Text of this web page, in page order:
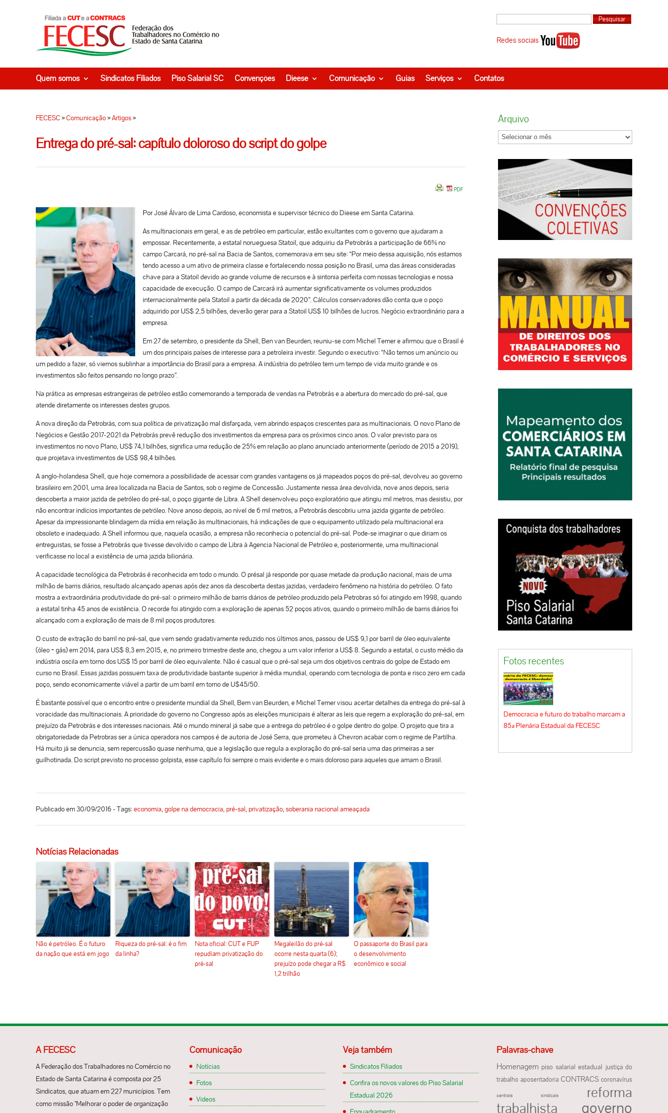
Redes sociais
Quem somos Sindicatos Filiados Piso Salarial SC Convenções Dieese Comunicação Guias Serviços Contatos
FECESC»Comunicação»Artigos»
Entrega do pré-sal: capítulo doloroso do script do golpe
Por José Álvaro de Lima Cardoso, economista e supervisor técnico do Dieese em Santa Catarina.
As multinacionais em geral, e as de petróleo em particular, estão exultantes com o governo que ajudaram a
empossar. Recentemente, a estatal norueguesa Statoil, que adquiriu da Petrobrás a participação de 66% no
campo Carcará, no pré-sal na Bacia de Santos, comemorava em seu site: “Por meio dessa aquisição, nós estamos
tendo acesso a um ativo de primeira classe e fortalecendo nossa posição no Brasil, uma das áreas consideradas
chave para a Statoil devido ao grande volume de recursos e à sintonia perfeita com nossas tecnologias e nossa
capacidade de execução. O campo de Carcará irá aumentar significativamente os volumes produzidos
internacionalmente pela Statoil a partir da década de 2020”. Cálculos conservadores dão conta que o poço
adquirido por US$ 2,5 bilhões, deverão gerar para a Statoil US$ 10 bilhões de lucros. Negócio extraordinário para a
empresa.
Em 27 de setembro, o presidente da Shell, Ben van Beurden, reuniu-se com Michel Temer e afirmou que o Brasil é
um dos principais países de interesse para a petroleira investir. Segundo o executivo: “Não temos um anúncio ou
um pedido a fazer, só viemos sublinhar a importância do Brasil para a empresa. A indústria do petróleo tem um tempo de vida muito grande e os
investimentos são feitos pensando no longo prazo”.
Na prática as empresas estrangeiras de petróleo estão comemorando a temporada de vendas na Petrobrás e a abertura do mercado do pré-sal, que
atende diretamente os interesses destes grupos.
A nova direção da Petrobrás, com sua política de privatização mal disfarçada, vem abrindo espaços crescentes para as multinacionais. O novo Plano de
Negócios e Gestão 2017-2021 da Petrobrás prevê redução dos investimentos da empresa para os próximos cinco anos. O valor previsto para os
investimentos no novo Plano, US$ 74,1 bilhões, significa uma redução de 25% em relação ao plano anunciado anteriormente (período de 2015 a 2019),
que projetava investimentos de US$ 98,4 bilhões.
A anglo-holandesa Shell, que hoje comemora a possibilidade de acessar com grandes vantagens os já mapeados poços do pré-sal, devolveu ao governo
brasileiro em 2001, uma área localizada na Bacia de Santos, sob o regime de Concessão. Justamente nessa área devolvida, nove anos depois, seria
descoberta a maior jazida de petróleo do pré-sal, o poço gigante de Libra. A Shell desenvolveu poço exploratório que atingiu mil metros, mas desistiu, por
não encontrar indícios importantes de petróleo. Nove anoso depois, ao nível de 6 mil metros, a Petrobrás descobriu uma jazida gigante de petróleo.
Apesar da impressionante blindagem da mídia em relação às multinacionais, há indicações de que o equipamento utilizado pela multinacional era
obsoleto e inadequado. A Shell informou que, naquela ocasião, a empresa não reconhecia o potencial do pré-sal. Pode-se imaginar o que diriam os
entreguistas, se fosse a Petrobrás que tivesse devolvido o campo de Libra à Agencia Nacional de Petróleo e, posteriormente, uma multinacional
verificasse no local a existência de uma jazida bilionária.
A capacidade tecnológica da Petrobrás é reconhecida em todo o mundo. O présal já responde por quase metade da produção nacional, mais de uma
milhão de barris diários, resultado alcançado apenas após dez anos da descoberta destas jazidas, verdadeiro fenômeno na história do petróleo. O fato
mostra a extraordinária produtividade do pré-sal: o primeiro milhão de barris diários de petróleo produzido pela Petrobras só foi atingido em 1998, quando
a estatal tinha 45 anos de existência. O recorde foi atingido com a exploração de apenas 52 poços ativos, quando o primeiro milhão de barris diários foi
alcançado com a exploração de mais de 8 mil poços produtores.
O custo de extração do barril no pré-sal, que vem sendo gradativamente reduzido nos últimos anos, passou de US$ 9,1 por barril de óleo equivalente
(óleo + gás) em 2014, para US$ 8,3 em 2015, e, no primeiro trimestre deste ano, chegou a um valor inferior a US$ 8. Segundo a estatal, o custo médio da
indústria oscila em torno dos US$ 15 por barril de óleo equivalente. Não é casual que o pré-sal seja um dos objetivos centrais do golpe de Estado em
curso no Brasil. Essas jazidas possuem taxa de produtividade bastante superior à média mundial, operando com tecnologia de ponta e risco zero em cada
poço, sendo economicamente viável a partir de um barril em torno de U$45/50.
É bastante possível que o encontro entre o presidente mundial da Shell, Bem van Beurden, e Michel Temer visou acertar detalhes da entrega do pré-sal à
voracidade das multinacionais. A prioridade do governo no Congresso após as eleições municipais é alterar as leis que regem a exploração do pré-sal, em
prejuízo da Petrobrás e dos interesses nacionais. Até o mundo mineral já sabe que a entrega do petróleo é o golpe dentro do golpe. O projeto que tira a
obrigatoriedade da Petrobras ser a única operadora nos campos é de autoria de José Serra, que prometeu à Chevron acabar com o regime de Partilha.
Há muito já se denuncia, sem repercussão quase nenhuma, que a legislação que regula a exploração do pré-sal seria uma das primeiras a ser
guilhotinada. Do script previsto no processo golpista, esse capítulo foi sempre o mais evidente e o mais doloroso para aqueles que amam o Brasil.
Publicado em 30/09/2016 - Tags:economia, golpe na democracia, pré-sal, privatização, soberania nacional ameaçada
Notícias Relacionadas
Não é petróleo. É o futuro
da nação que está em jogo
Riqueza do pré-sal: é o fim
da linha?
Nota oficial: CUT e FUP
repudiam privatização do
pré-sal
Megaleilão do pré-sal
ocorre nesta quarta (6);
prejuízo pode chegar a R$
1,2 trilhão
O passaporte do Brasil para
o desenvolvimento
econômico e social
Arquivo
Fotos recentes
Democracia e futuro do trabalho marcam a
85ª Plenária Estadual da FECESC
A FECESC
A Federação dos Trabalhadores no Comércio no
Estado de Santa Catarina é composta por 25
Sindicatos, que atuam em 227 municípios. Tem
como missão "Melhorar o poder de organização
Comunicação
Notícias
Fotos
Videos
Veja também
Sindicatos Filiados
Confira os novos valores do Piso Salarial
Estadual 2026
Palavras-chave
Homenagem piso salarial estadual justiça do
trabalho aposentadoria CONTRACS coronavírus
centrais sindicais
reforma
trabalhista
governo